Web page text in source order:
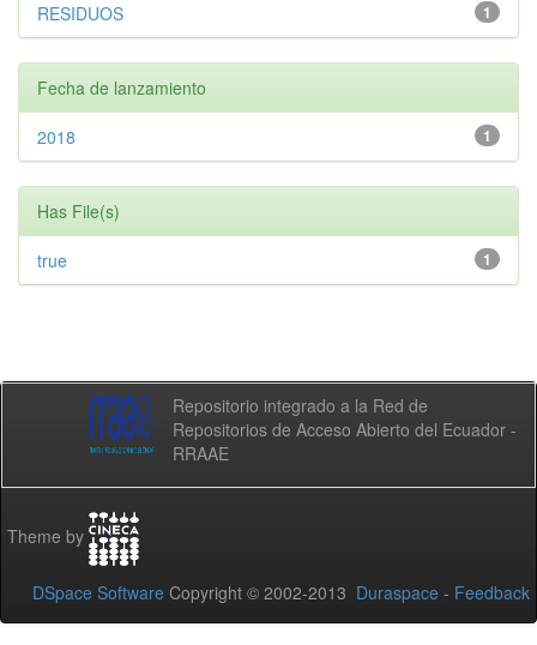
1
RESIDUOS
Fecha de lanzamiento
1
2018
Has File(s)
1
true
Repositorio integrado a la Red de
Repositorios de Acceso Abierto del Ecuador -
RRAAE
Theme by
DSpace Software Copyright © 2002-2013 Duraspace - Feedback